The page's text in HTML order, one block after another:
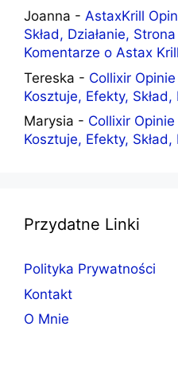
Joanna - AstaxKrill
Skład, Działanie,
Komentarze o Astax Krill
Tereska - Collixir
Kosztuje, Efekty, Skład,
Marysia - Collixir
Kosztuje, Efekty, Skład,
Przydatne Linki
Polityka Prywatności
Kontakt
O Mnie